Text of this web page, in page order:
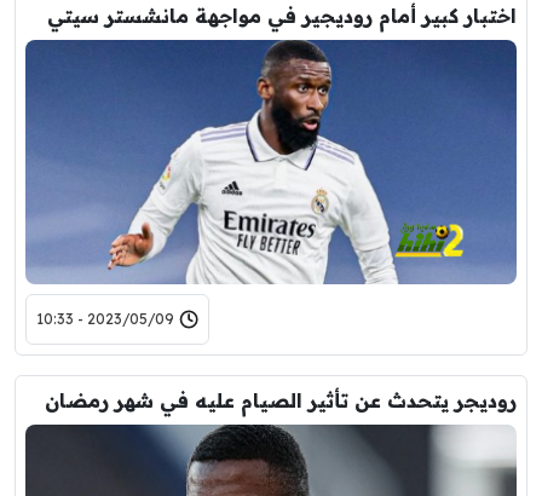
اختبار كبير أمام روديجير في مواجهة مانشستر سيتي
2023/05/09 - 10:33
روديجر يتحدث عن تأثير الصيام عليه في شهر رمضان